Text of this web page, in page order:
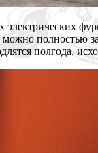
электрических
полностью
полгода,